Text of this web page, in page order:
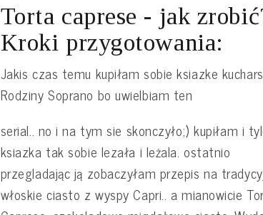
Torta caprese - jak
Kroki przygotowania:
Jakis czas temu kupiłam sobie ksiazke
Rodziny Soprano bo uwielbiam ten
serial.. no i na tym sie skonczyło;) kupiłam i
ksiazka tak sobie lezała i leżala. ostatnio
przegladając ją zobaczyłam przepis na
włoskie ciasto z wyspy Capri.. a mianowicie